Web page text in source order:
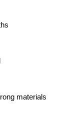
materials